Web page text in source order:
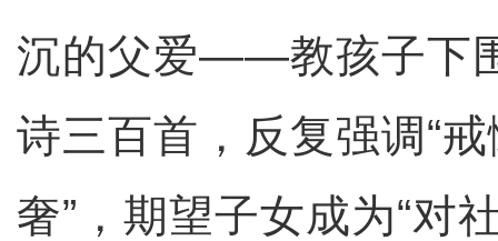
沉的父爱——教孩子下
诗三百首，反复强调“
奢”，期望子女成为“对